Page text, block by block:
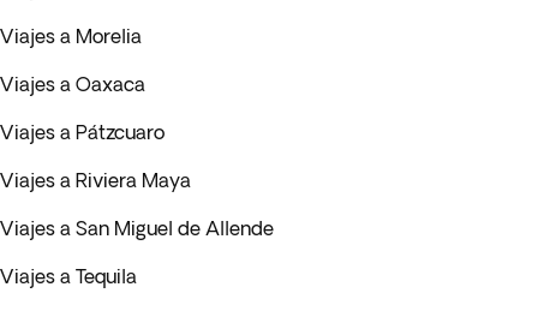
Viajes a Morelia
Viajes a Oaxaca
Viajes a Pátzcuaro
Viajes a Riviera Maya
Viajes a San Miguel de Allende
Viajes a Tequila